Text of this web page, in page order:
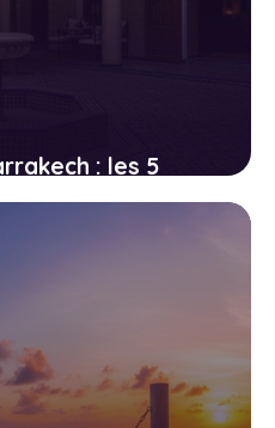
: les 5
authentiques